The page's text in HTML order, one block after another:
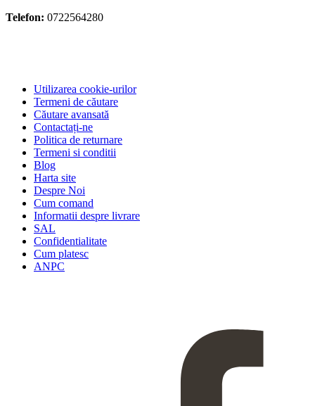
Telefon: 0722564280
Utilizarea cookie-urilor
Termeni de căutare
Căutare avansată
Contactați-ne
Politica de returnare
Termeni si conditii
Blog
Harta site
Despre Noi
Cum comand
Informatii despre livrare
SAL
Confidentialitate
Cum platesc
ANPC